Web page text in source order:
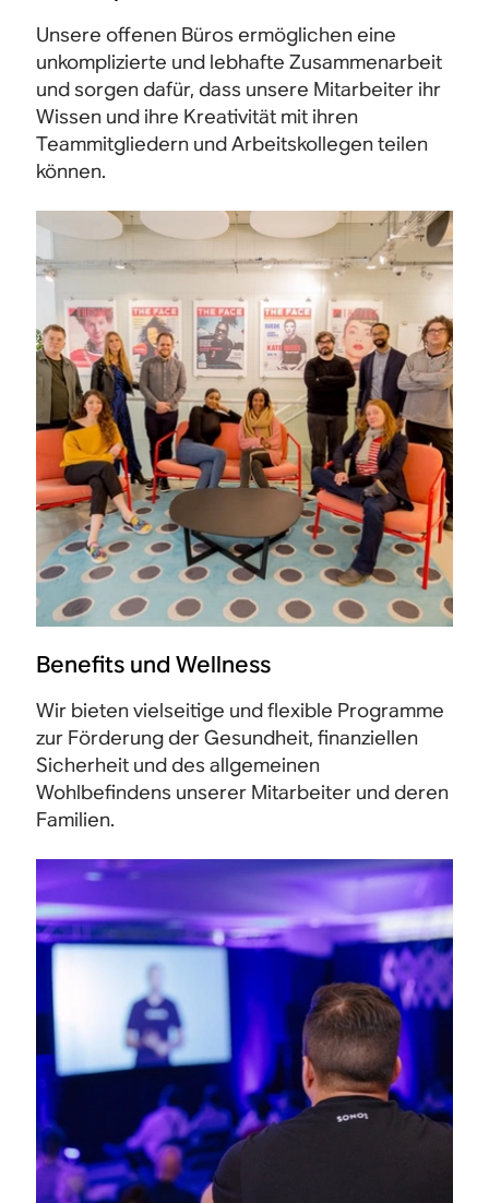
Unsere offenen Büros ermöglichen eine
unkomplizierte und lebhafte Zusammenarbeit
und sorgen dafür, dass unsere Mitarbeiter ihr
Wissen und ihre Kreativität mit ihren
Teammitgliedern und Arbeitskollegen teilen
können.
Benefits und Wellness
Wir bieten vielseitige und flexible Programme
zur Förderung der Gesundheit, finanziellen
Sicherheit und des allgemeinen
Wohlbefindens unserer Mitarbeiter und deren
Familien.